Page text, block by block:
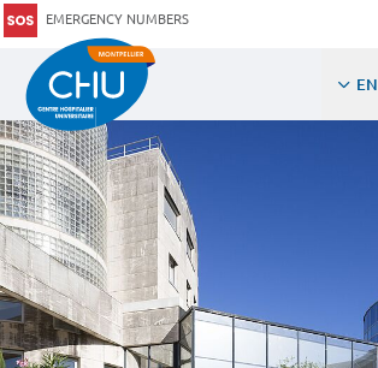
EMERGENCY NUMBERS
EN